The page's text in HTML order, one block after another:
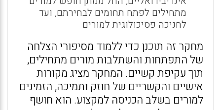
מתחילים לפתח תחומים לבחירתם, ועד
לחניכה פסיכולוגית למורים
מחקר זה תוכנן כדי ללמוד מסיפורי הצלחה
של התפתחות והשתלבות מורים מתחילים,
תוך עקיפת קשיים. המחקר מציג מקורות
אישיים והקשריים של חוזק ותמיכה, הזמינים
למורים בשלב הכניסה למקצוע. הוא חושף